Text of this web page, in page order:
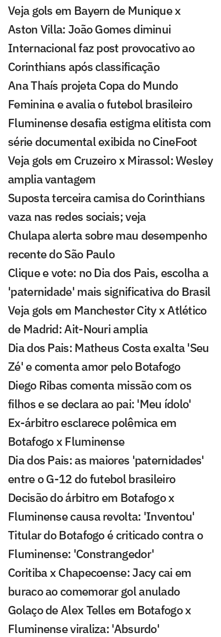
Veja gols em Bayern de Munique x
Aston Villa: João Gomes diminui
Internacional faz post provocativo ao
Corinthians após classificação
Ana Thaís projeta Copa do Mundo
Feminina e avalia o futebol brasileiro
Fluminense desafia estigma elitista com
série documental exibida no CineFoot
Veja gols em Cruzeiro x Mirassol: Wesley
amplia vantagem
Suposta terceira camisa do Corinthians
vaza nas redes sociais; veja
Chulapa alerta sobre mau desempenho
recente do São Paulo
Clique e vote: no Dia dos Pais, escolha a
'paternidade' mais significativa do Brasil
Veja gols em Manchester City x Atlético
de Madrid: Ait-Nouri amplia
Dia dos Pais: Matheus Costa exalta 'Seu
Zé' e comenta amor pelo Botafogo
Diego Ribas comenta missão com os
filhos e se declara ao pai: 'Meu ídolo'
Ex-árbitro esclarece polêmica em
Botafogo x Fluminense
Dia dos Pais: as maiores 'paternidades'
entre o G-12 do futebol brasileiro
Decisão do árbitro em Botafogo x
Fluminense causa revolta: 'Inventou'
Titular do Botafogo é criticado contra o
Fluminense: 'Constrangedor'
Coritiba x Chapecoense: Jacy cai em
buraco ao comemorar gol anulado
Golaço de Alex Telles em Botafogo x
Fluminense viraliza: 'Absurdo'